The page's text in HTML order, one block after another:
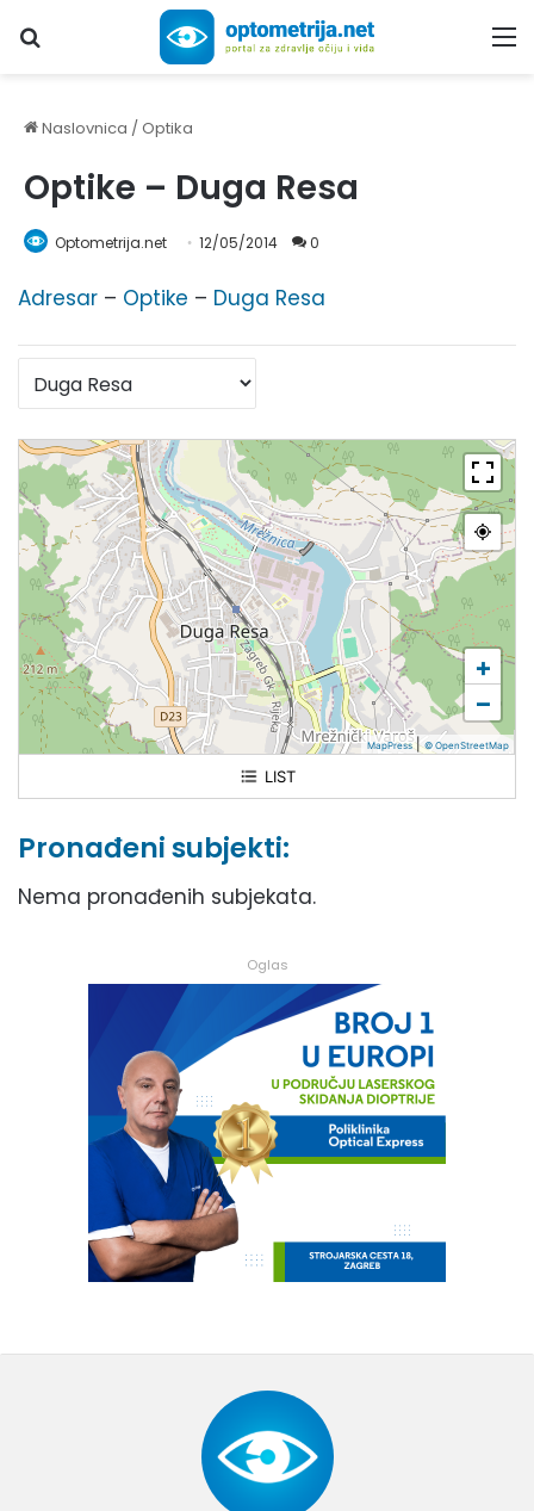
Upiši traženi pojam...
Naslovnica /Optika
Optike – Duga Resa
Optometrija.net 12/05/2014 0
Adresar – Optike – Duga Resa
+
−
MapPress|© OpenStreetMap
LIST
Pronađeni subjekti:
Nema pronađenih subjekata.
Oglas